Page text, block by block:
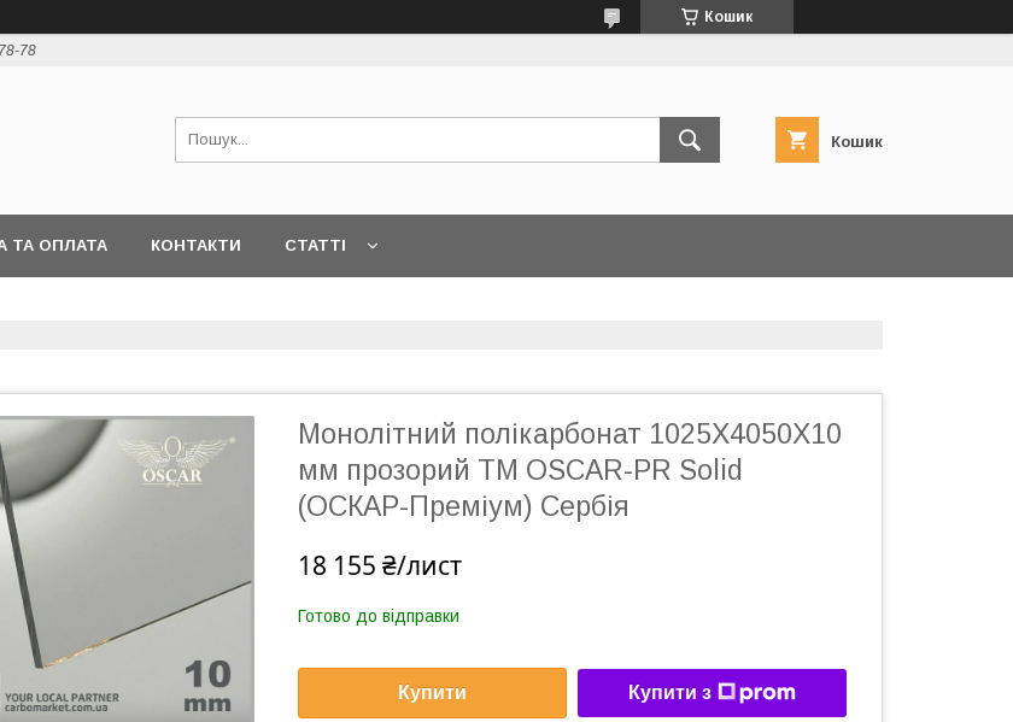
Кошик
78
Кошик
ТА ОПЛАТА КОНТАКТИ СТАТТІ
Монолітний полікарбонат 1025Х4050Х10
мм прозорий TM OSCAR-PR Solid
(ОСКАР-Преміум) Сербія
18 155 ₴/лист
Готово до відправки
Купити Купити з